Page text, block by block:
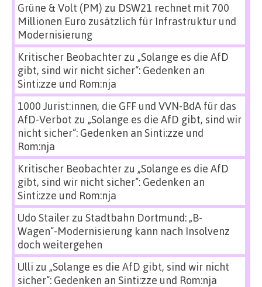
Grüne & Volt (PM) zu DSW21 rechnet mit 700
Millionen Euro zusätzlich für Infrastruktur und
Modernisierung
Kritischer Beobachterzu „Solange es die AfD
gibt, sind wir nicht sicher“: Gedenken an
Sinti:zze und Rom:nja
1000 Jurist:innen, die GFF und VVN-BdA für das
AfD-Verbot zu „Solange es die AfD gibt, sind wir
nicht sicher“: Gedenken an Sinti:zze und
Rom:nja
Kritischer Beobachterzu „Solange es die AfD
gibt, sind wir nicht sicher“: Gedenken an
Sinti:zze und Rom:nja
Udo Stailerzu Stadtbahn Dortmund: „B-
Wagen“-Modernisierung kann nach Insolvenz
doch weitergehen
Ulli zu „Solange es die AfD gibt, sind wir nicht
sicher“: Gedenken an Sinti:zze und Rom:nja